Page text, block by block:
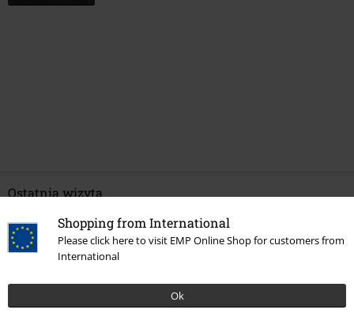
Shopping from International
Please click here to visit EMP Online Shop for customers from
International
Ok
Ostatnia wizyta